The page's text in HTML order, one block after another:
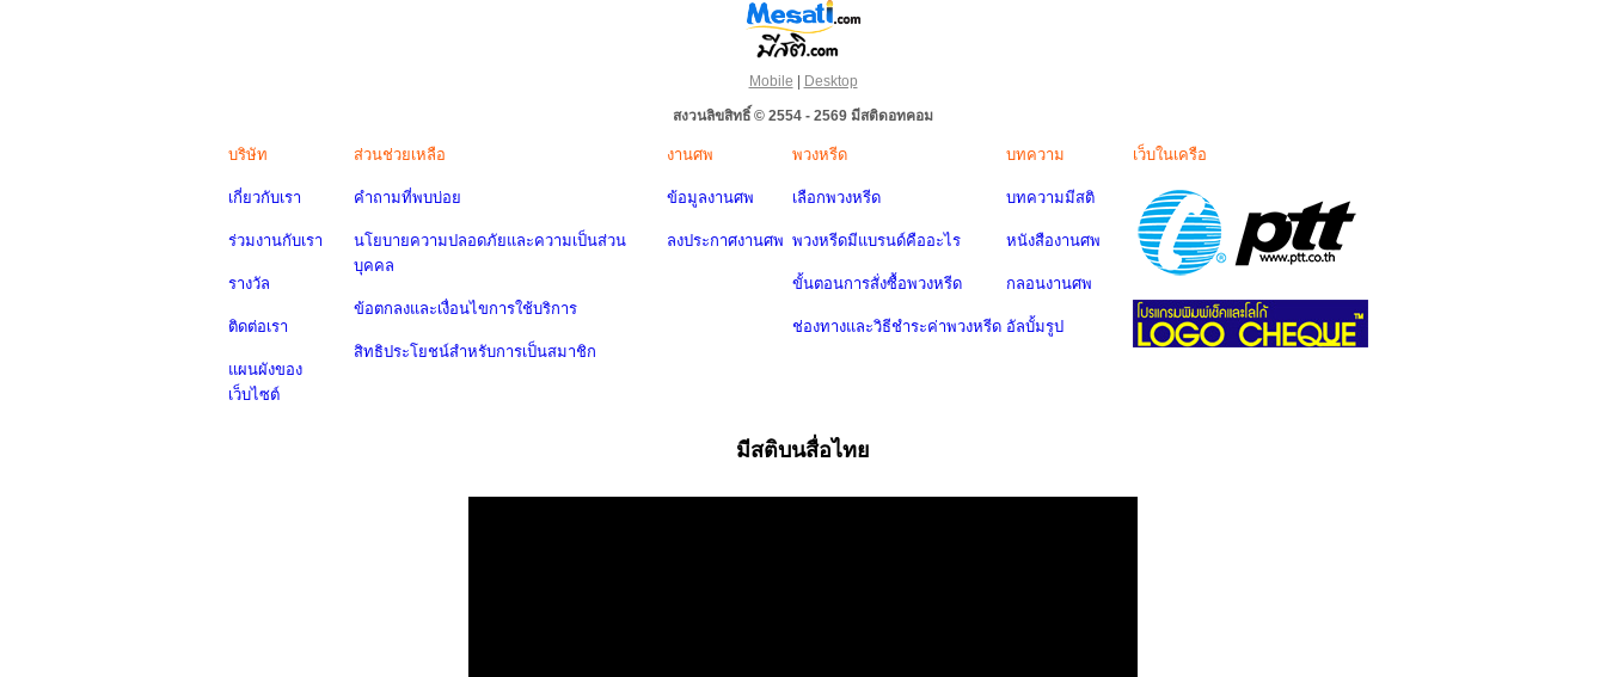
Mobile | Desktop
สงวนลิขสิทธิ์ © 2554 - 2569 มีสติดอทคอม
บริษัท
เกี่ยวกับเรา
ร่วมงานกับเรา
รางวัล
ติดต่อเรา
แผนผังของ
เว็บไซต์
ส่วนช่วยเหลือ
คำถามที่พบบ่อย
นโยบายความปลอดภัยและความเป็นส่วน
บุคคล
ข้อตกลงและเงื่อนไขการใช้บริการ
สิทธิประโยชน์สำหรับการเป็นสมาชิก
งานศพ
ข้อมูลงานศพ
ลงประกาศงานศพ
พวงหรีด
เลือกพวงหรีด
พวงหรีดมีแบรนด์คืออะไร
ขั้นตอนการสั่งซื้อพวงหรีด
ช่องทางและวิธีชำระค่าพวงหรีด
บทความ
บทความมีสติ
หนังสืองานศพ
กลอนงานศพ
อัลบั้มรูป
เว็บในเครือ
มีสติบนสื่อไทย